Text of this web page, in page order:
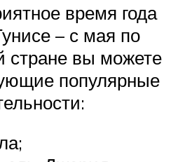
время года
– с мая по
стране вы можете
популярные